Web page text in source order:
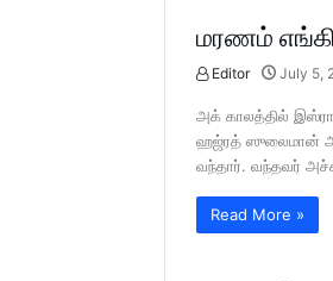
மரணம்
Editor July 5,
அக் காலத்தில்
ஹஜ்ரத் ஸுலைமான்
வந்தார். வந்தவர்
Read More »